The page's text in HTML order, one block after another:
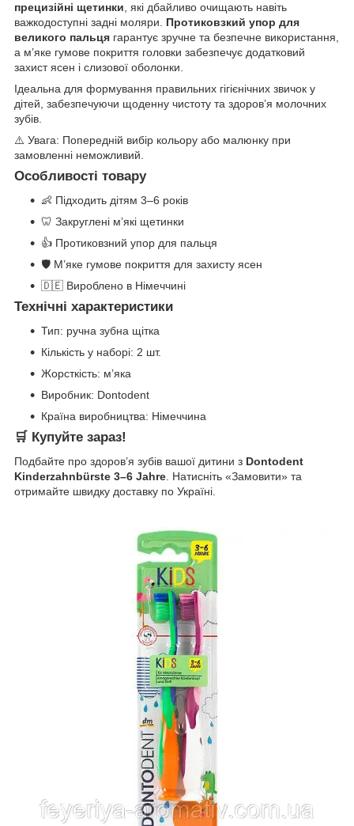
прецизійні щетинки, які дбайливо очищають навіть
важкодоступні задні моляри. Протиковзкий упор для
великого пальця гарантує зручне та безпечне використання,
а м’яке гумове покриття головки забезпечує додатковий
захист ясен і слизової оболонки.
Ідеальна для формування правильних гігієнічних звичок у
дітей, забезпечуючи щоденну чистоту та здоров’я молочних
зубів.
⚠️ Увага: Попередній вибір кольору або малюнку при
замовленні неможливий.
Особливості товару
👶 Підходить дітям 3–6 років
🦷 Закруглені м’які щетинки
👍 Протиковзний упор для пальця
🛡️ М’яке гумове покриття для захисту ясен
🇩🇪 Вироблено в Німеччині
Технічні характеристики
Тип: ручна зубна щітка
Кількість у наборі: 2 шт.
Жорсткість: м’яка
Виробник: Dontodent
Країна виробництва: Німеччина
🛒 Купуйте зараз!
Подбайте про здоров’я зубів вашої дитини з Dontodent
Kinderzahnbürste 3–6 Jahre . Натисніть «Замовити» та
отримайте швидку доставку по Україні.